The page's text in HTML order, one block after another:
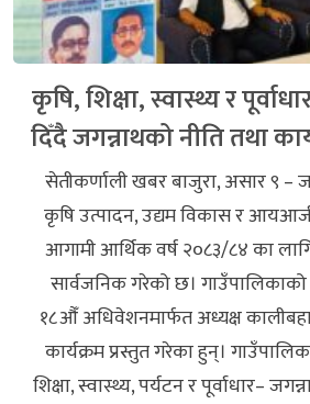
कृषि, शिक्षा, स्वास्थ्य र
दिँदै जगन्नाथको नीति तथा
सेतीकर्णाली खबर बाजुरा, असार ९ –
कृषि उत्पादन, उद्यम विकास र
आगामी आर्थिक वर्ष २०८३/८४ का
सार्वजनिक गरेको छ। गाउँपालिकाको
१८औँ अधिवेशनमार्फत अध्यक्ष
कार्यक्रम प्रस्तुत गरेका हुन्।
शिक्षा, स्वास्थ्य, पर्यटन र पूर्वाधार–